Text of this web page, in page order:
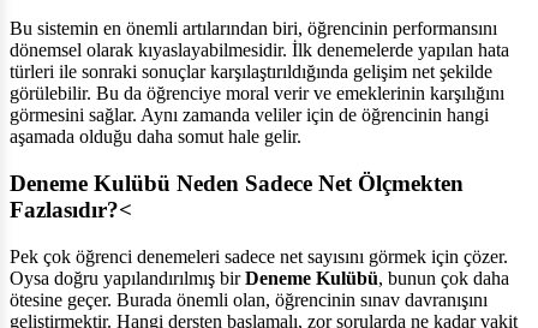
Bu sistemin en önemli artılarından biri, öğrencinin performansını
dönemsel olarak kıyaslayabilmesidir. İlk denemelerde yapılan hata
türleri ile sonraki sonuçlar karşılaştırıldığında gelişim net şekilde
görülebilir. Bu da öğrenciye moral verir ve emeklerinin karşılığını
görmesini sağlar. Aynı zamanda veliler için de öğrencinin hangi
aşamada olduğu daha somut hale gelir.
Deneme Kulübü Neden Sadece Net Ölçmekten
Fazlasıdır?<
Pek çok öğrenci denemeleri sadece net sayısını görmek için çözer.
Oysa doğru yapılandırılmış birDeneme Kulübü, bunun çok daha
ötesine geçer. Burada önemli olan, öğrencinin sınav davranışını
geliştirmektir. Hangi dersten başlamalı, zor sorularda ne kadar vakit